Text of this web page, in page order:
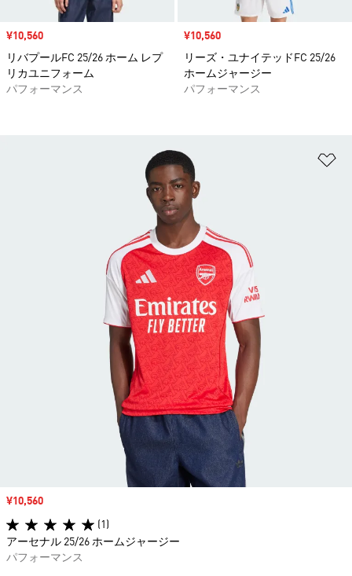
セール価格
¥10,560
リバプールFC 25/26 ホーム レプ
リカユニフォーム
パフォーマンス
セール価格
¥10,560
リーズ・ユナイテッドFC 25/26
ホームジャージー
パフォーマンス
セール価格
¥10,560
(1)
アーセナル 25/26 ホームジャージー
パフォーマンス